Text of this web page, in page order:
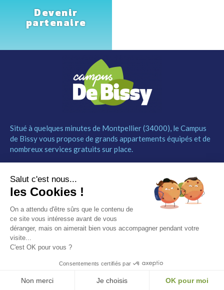
Devenir
partenaire
Situé à quelques minutes de Montpellier (34000), le Campus
de Bissy vous propose de grands appartements équipés et de
nombreux services gratuits sur place.
Le Campus
Les studios
Les services
Comment réserver
Contact
Partenaires
Mentions légales
contact@campusdebissy34.com
Route de Ganges 34980
Saint-Clément-de-Rivière
© Campus de Bissy –Mentions légales – byEtincelle
Salut c'est nous...
les Cookies !
On a attendu d'être sûrs que le contenu de
ce site vous intéresse avant de vous
déranger, mais on aimerait bien vous accompagner pendant votre
visite...
C'est OK pour vous ?
Consentements certifiés par
Non merci Je choisis OK pour moi